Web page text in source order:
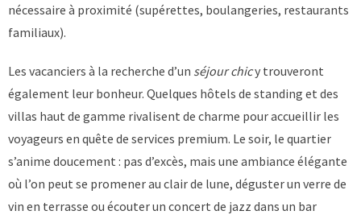
nécessaire à proximité (supérettes, boulangeries, restaurants
familiaux).
Les vacanciers à la recherche d’un séjour chicy trouveront
également leur bonheur. Quelques hôtels de standing et des
villas haut de gamme rivalisent de charme pour accueillir les
voyageurs en quête de services premium. Le soir, le quartier
s’anime doucement : pas d’excès, mais une ambiance élégante
où l’on peut se promener au clair de lune, déguster un verre de
vin en terrasse ou écouter un concert de jazz dans un bar